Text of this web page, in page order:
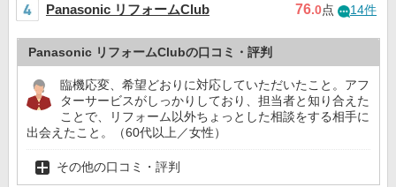
Panasonic リフォームClub 76.0点 14件
Panasonic リフォームClubの口コミ・評判
臨機応変、希望どおりに対応していただいたこと。アフ
ターサービスがしっかりしており、担当者と知り合えた
ことで、リフォーム以外ちょっとした相談をする相手に
出会えたこと。（60代以上／女性）
その他の口コミ・評判